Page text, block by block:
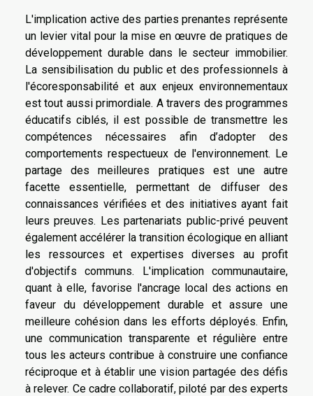
L'implication active des parties prenantes représente
un levier vital pour la mise en œuvre de pratiques de
développement durable dans le secteur immobilier.
La sensibilisation du public et des professionnels à
l'écoresponsabilité et aux enjeux environnementaux
est tout aussi primordiale. A travers des programmes
éducatifs ciblés, il est possible de transmettre les
compétences nécessaires afin d’adopter des
comportements respectueux de l'environnement. Le
partage des meilleures pratiques est une autre
facette essentielle, permettant de diffuser des
connaissances vérifiées et des initiatives ayant fait
leurs preuves. Les partenariats public-privé peuvent
également accélérer la transition écologique en alliant
les ressources et expertises diverses au profit
d'objectifs communs. L'implication communautaire,
quant à elle, favorise l'ancrage local des actions en
faveur du développement durable et assure une
meilleure cohésion dans les efforts déployés. Enfin,
une communication transparente et régulière entre
tous les acteurs contribue à construire une confiance
réciproque et à établir une vision partagée des défis
à relever. Ce cadre collaboratif, piloté par des experts